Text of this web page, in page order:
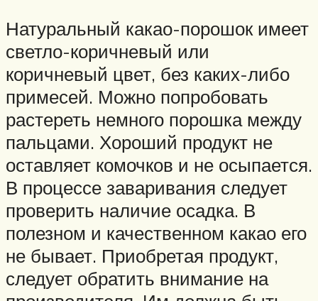
Натуральный какао-порошок имеет
светло-коричневый или
коричневый цвет, без каких-либо
примесей. Можно попробовать
растереть немного порошка между
пальцами. Хороший продукт не
оставляет комочков и не осыпается.
В процессе заваривания следует
проверить наличие осадка. В
полезном и качественном какао его
не бывает. Приобретая продукт,
следует обратить внимание на